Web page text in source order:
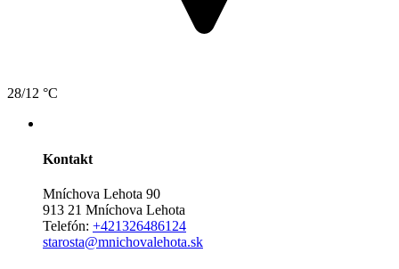
28/12 °C
Kontakt
Mníchova Lehota 90
913 21 Mníchova Lehota
Telefón: +421326486124
starosta@mnichovalehota.sk